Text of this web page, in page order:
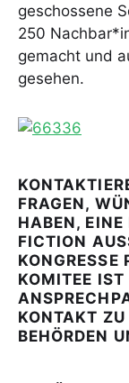
geschossene
250
gemacht und
gesehen.
FRAGEN,
HABEN,
FICTION
KONGRESSE
KOMITEE IST
KONTAKT
BEHÖRDEN